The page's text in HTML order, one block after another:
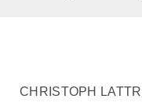
CHRISTOPH